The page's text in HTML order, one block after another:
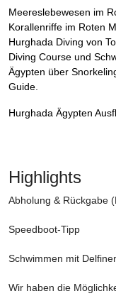
Meereslebewesen im
Korallenriffe im Roten
Hurghada Diving von
Diving Course und
Ägypten über
Guide.
Hurghada Ägypten
Highlights
Abholung & Rückgabe
Speedboot-Tipp
Schwimmen mit
Wir haben die